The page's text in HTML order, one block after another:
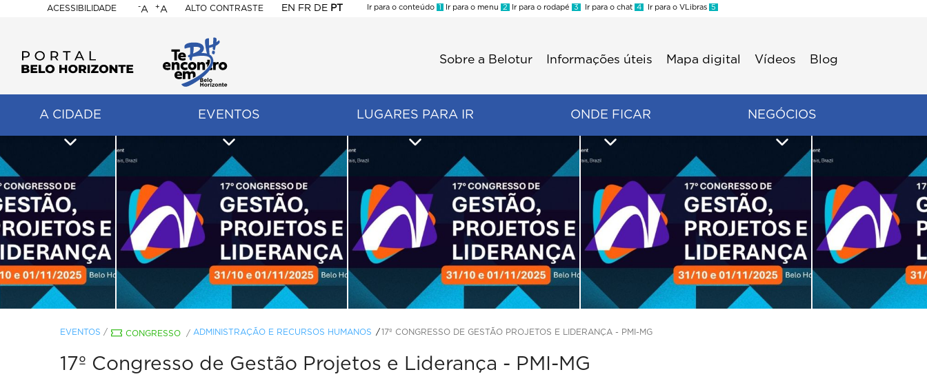
ACESSIBILIDADE
BELO
HORIZONTE
-A +A ALTO CONTRASTE EN FR DE PT
Ir para o conteúdo 1 Ir para o menu 2 Ir para o rodapé 3 Ir para o chat 4 Ir para o VLibras 5
Sobre a Belotur Informações úteis Mapa digital Vídeos Blog
A CIDADE EVENTOS LUGARES PARA IR ONDE FICAR NEGÓCIOS
EVENTOS / CONGRESSO / ADMINISTRAÇÃO E RECURSOS HUMANOS 17º CONGRESSO DE GESTÃO PROJETOS E LIDERANÇA - PMI-MG
17º Congresso de Gestão Projetos e Liderança - PMI-MG